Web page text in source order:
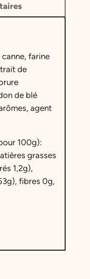
canne, farine
de
de blé
agent
100g):
grasses
1,2g),
fibres 0g,